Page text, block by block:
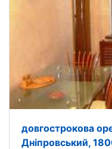
довгострокова
Дніпровський,